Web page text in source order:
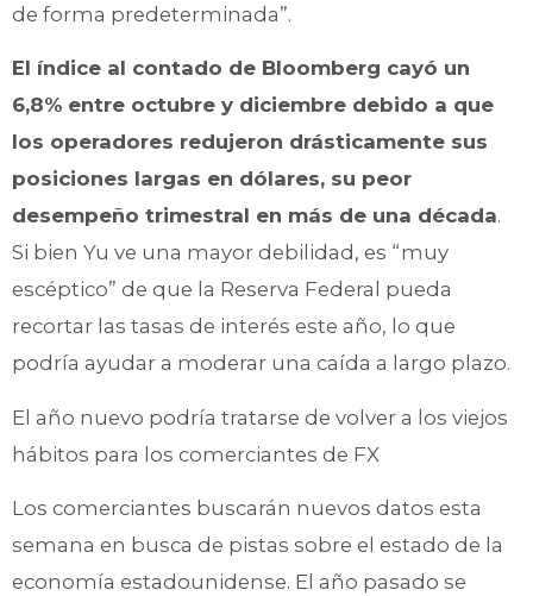
de forma predeterminada”.
El índice al contado de Bloomberg cayó un
6,8% entre octubre y diciembre debido a que
los operadores redujeron drásticamente sus
posiciones largas en dólares, su peor
desempeño trimestral en más de una década.
Si bien Yu ve una mayor debilidad, es “muy
escéptico” de que la Reserva Federal pueda
recortar las tasas de interés este año, lo que
podría ayudar a moderar una caída a largo plazo.
El año nuevo podría tratarse de volver a los viejos
hábitos para los comerciantes de FX
Los comerciantes buscarán nuevos datos esta
semana en busca de pistas sobre el estado de la
economía estadounidense. El año pasado se